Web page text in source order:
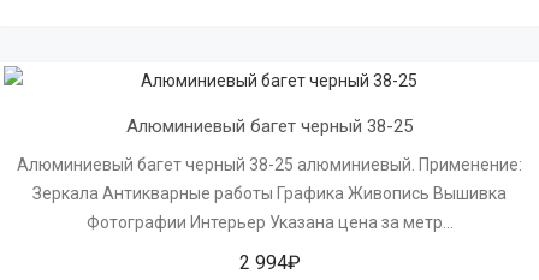
Алюминиевый багет черный 38-25
Алюминиевый багет черный 38-25 алюминиевый. Применение:
Зеркала Антикварные работы Графика Живопись Вышивка
Фотографии Интерьер Указана цена за метр...
2 994₽